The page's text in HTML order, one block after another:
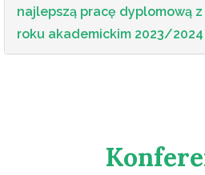
najlepszą pracę dyplomową
roku akademickim 2023/2024